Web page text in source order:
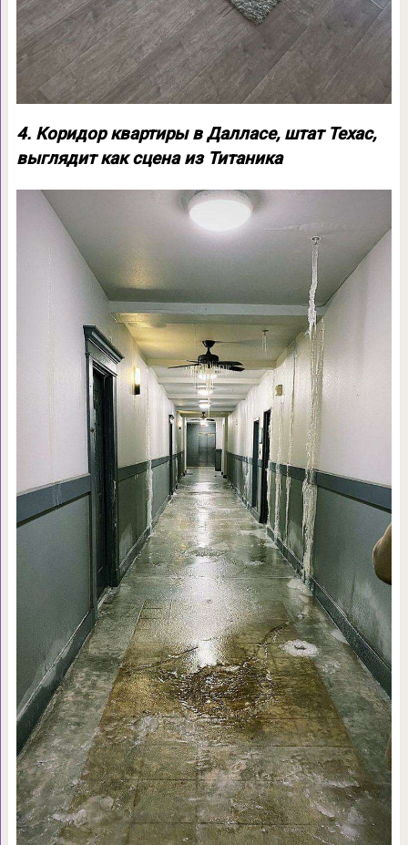
4. Коридор квартиры в Далласе, штат Техас,
выглядит как сцена из Титаника